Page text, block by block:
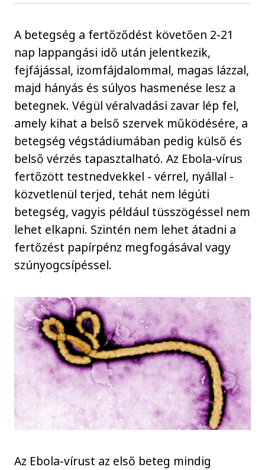
A betegség a fertőződést követően 2-21
nap lappangási idő után jelentkezik,
fejfájással, izomfájdalommal, magas lázzal,
majd hányás és súlyos hasmenése lesz a
betegnek. Végül véralvadási zavar lép fel,
amely kihat a belső szervek működésére, a
betegség végstádiumában pedig külső és
belső vérzés tapasztalható. Az Ebola-vírus
fertőzött testnedvekkel - vérrel, nyállal -
közvetlenül terjed, tehát nem légúti
betegség, vagyis például tüsszögéssel nem
lehet elkapni. Szintén nem lehet átadni a
fertőzést papírpénz megfogásával vagy
szúnyogcsípéssel.
Az Ebola-vírust az első beteg mindig